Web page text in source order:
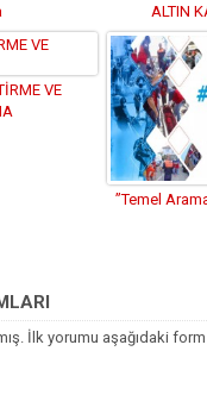
ALTIN
VE
”Temel
İlk yorumu aşağıdaki form